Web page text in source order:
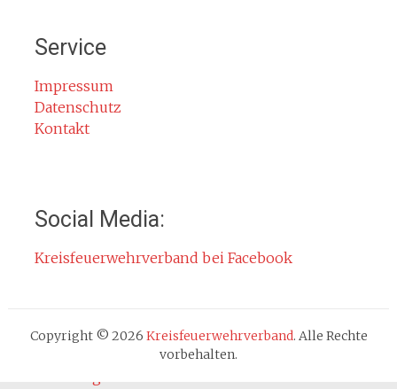
Rauchmelder
Rettungsgasse
Gefahr durch Kohlenmonoxid
Cookie-Hinweis
Atemschutz
Service
Impressum
Datenschutz
Kontakt
Social Media:
Kreisfeuerwehrverband bei Facebook
Copyright © 2026 Kreisfeuerwehrverband. Alle Rechte
vorbehalten.